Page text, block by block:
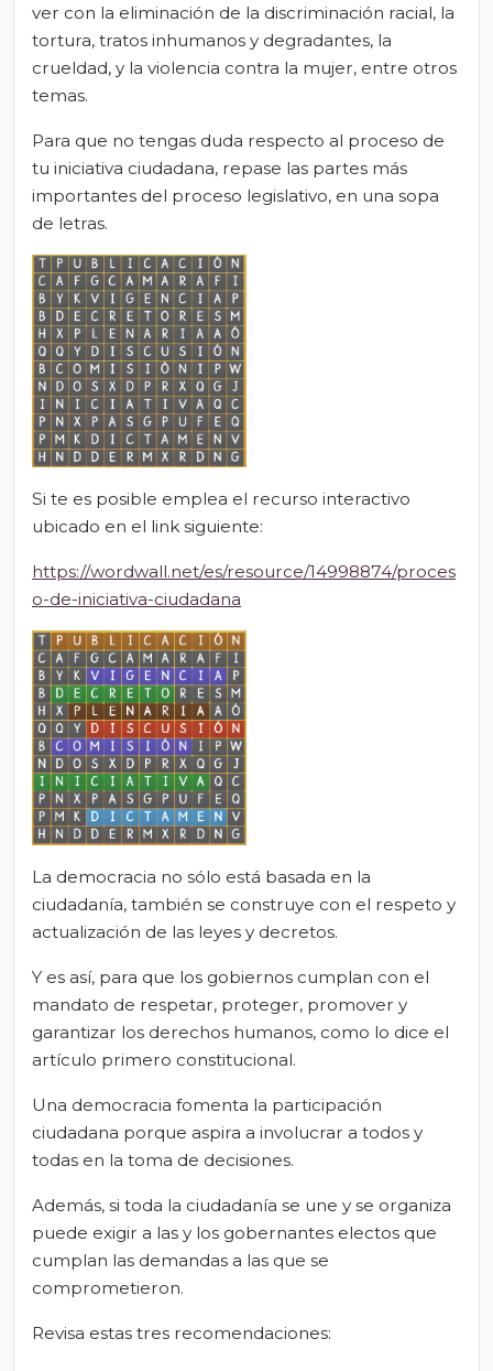
ver con la eliminación de la discriminación racial, la
tortura, tratos inhumanos y degradantes, la
crueldad, y la violencia contra la mujer, entre otros
temas.
Para que no tengas duda respecto al proceso de
tu iniciativa ciudadana, repase las partes más
importantes del proceso legislativo, en una sopa
de letras.
Si te es posible emplea el recurso interactivo
ubicado en el link siguiente:
https://wordwall.net/es/resource/14998874/proces
o-de-iniciativa-ciudadana
La democracia no sólo está basada en la
ciudadanía, también se construye con el respeto y
actualización de las leyes y decretos.
Y es así, para que los gobiernos cumplan con el
mandato de respetar, proteger, promover y
garantizar los derechos humanos, como lo dice el
artículo primero constitucional.
Una democracia fomenta la participación
ciudadana porque aspira a involucrar a todos y
todas en la toma de decisiones.
Además, si toda la ciudadanía se une y se organiza
puede exigir a las y los gobernantes electos que
cumplan las demandas a las que se
comprometieron.
Revisa estas tres recomendaciones: